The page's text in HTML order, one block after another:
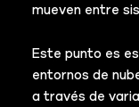
mueven entre
Este punto es
entornos de
a través de